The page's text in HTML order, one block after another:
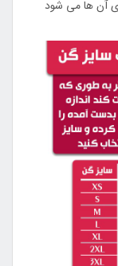
آن ها می شود